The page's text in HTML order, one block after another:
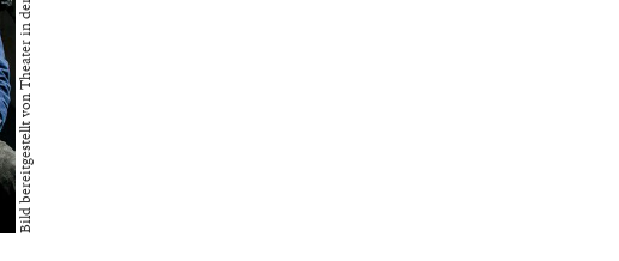
Bild bereitgestellt von Theater in der Josefstadt